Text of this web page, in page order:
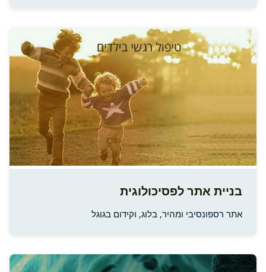
בניית אתר לפסיכולוגית
אתר רספונסיבי ומהיר, בלוג, וקידום בגוגל